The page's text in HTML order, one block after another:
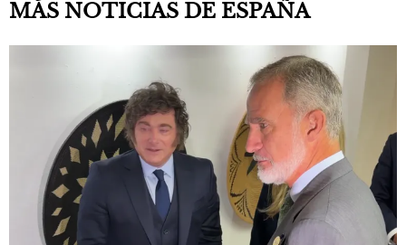
MÁS NOTICIAS DE ESPAÑA